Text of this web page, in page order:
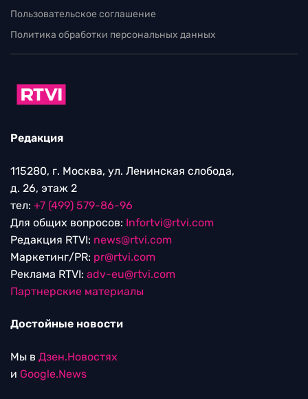
Пользовательское соглашение
Политика обработки персональных данных
Редакция
115280, г. Москва, ул. Ленинская слобода,
д. 26, этаж 2
тел: +7 (499) 579-86-96
Для общих вопросов: Infortvi@rtvi.com
Редакция RTVI: news@rtvi.com
Маркетинг/PR: pr@rtvi.com
Реклама RTVI: adv-eu@rtvi.com
Партнерские материалы
Достойные новости
Мы в Дзен.Новостях
и Google.News